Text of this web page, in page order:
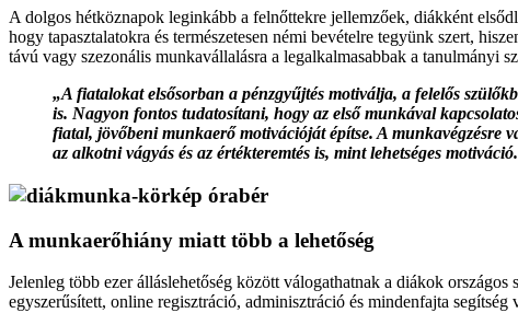
A dolgos hétköznapok leginkább a felnőttekre jellemzőek, diákként
hogy tapasztalatokra és természetesen némi bevételre tegyünk szert,
távú vagy szezonális munkavállalásra a legalkalmasabbak a tanulmányi
„A fiatalokat elsősorban a pénzgyűjtés motiválja, a felelős
is. Nagyon fontos tudatosítani, hogy az első munkával
fiatal, jövőbeni munkaerő motivációját építse. A munkavégzésre
az alkotni vágyás és az értékteremtés is, mint lehetséges
A munkaerőhiány miatt több a lehetőség
Jelenleg több ezer álláslehetőség között válogathatnak a diákok
egyszerűsített, online regisztráció, adminisztráció és mindenfajta segítség